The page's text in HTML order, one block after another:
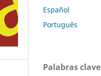
Español
Português
Palabras clave